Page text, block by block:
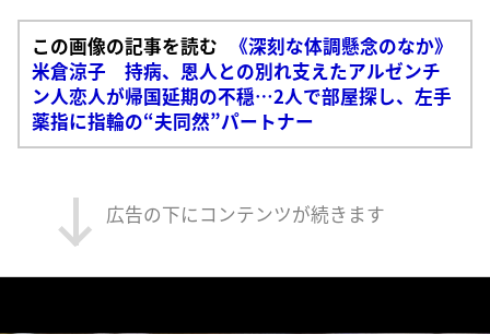
この画像の記事を読む
《深刻な体調懸念のなか》
米倉涼子 持病、恩人との別れ支えたアルゼンチ
ン人恋人が帰国延期の不穏…2人で部屋探し、左手
薬指に指輪の“夫同然”パートナー
広告の下にコンテンツが続きます